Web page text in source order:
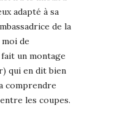
adapté à sa
de la
moi de
un montage
qui en dit bien
comprendre
les coupes.